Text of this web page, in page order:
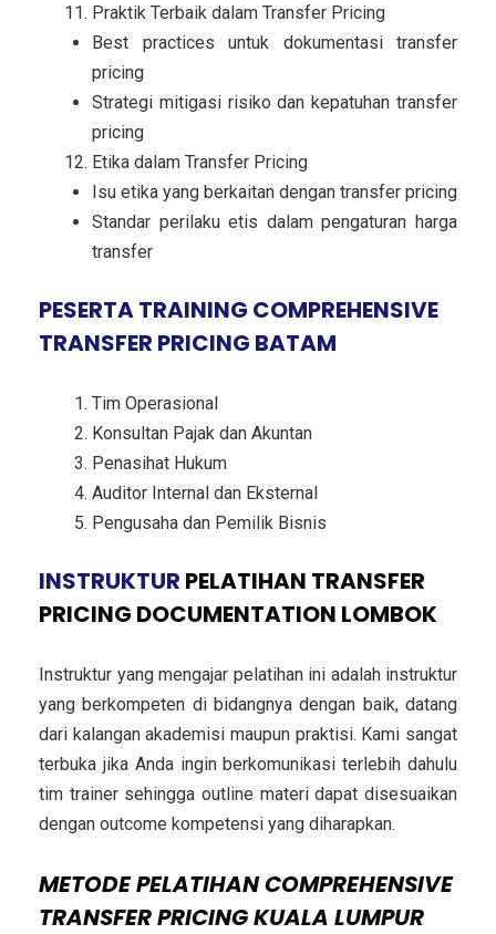
Praktik Terbaik dalam Transfer Pricing
Best practices untuk dokumentasi transfer
pricing
Strategi mitigasi risiko dan kepatuhan transfer
pricing
Etika dalam Transfer Pricing
Isu etika yang berkaitan dengan transfer pricing
Standar perilaku etis dalam pengaturan harga
transfer
PESERTA TRAINING COMPREHENSIVE
TRANSFER PRICING BATAM
Tim Operasional
Konsultan Pajak dan Akuntan
Penasihat Hukum
Auditor Internal dan Eksternal
Pengusaha dan Pemilik Bisnis
INSTRUKTUR PELATIHAN TRANSFER
PRICING DOCUMENTATION LOMBOK
Instruktur yang mengajar pelatihan ini adalah instruktur
yang berkompeten di bidangnya dengan baik, datang
dari kalangan akademisi maupun praktisi. Kami sangat
terbuka jika Anda ingin berkomunikasi terlebih dahulu
tim trainer sehingga outline materi dapat disesuaikan
dengan outcome kompetensi yang diharapkan.
METODEPELATIHAN COMPREHENSIVE
TRANSFER PRICING KUALA LUMPUR